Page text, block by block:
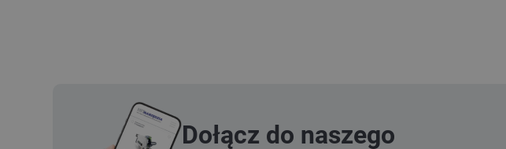
Dołącz do naszego